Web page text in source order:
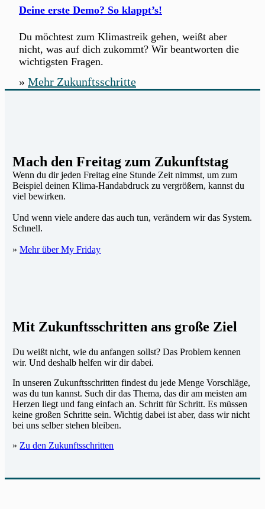
Deine erste Demo? So klappt’s!
Du möchtest zum Klimastreik gehen, weißt aber
nicht, was auf dich zukommt? Wir beantworten die
wichtigsten Fragen.
» Mehr Zukunftsschritte
Mach den Freitag zum Zukunftstag
Wenn du dir jeden Freitag eine Stunde Zeit nimmst, um zum
Beispiel deinen Klima-Handabdruck zu vergrößern, kannst du
viel bewirken.
Und wenn viele andere das auch tun, verändern wir das System.
Schnell.
»Mehr über My Friday
Mit Zukunftsschritten ans große Ziel
Du weißt nicht, wie du anfangen sollst? Das Problem kennen
wir. Und deshalb helfen wir dir dabei.
In unseren Zukunftsschritten findest du jede Menge Vorschläge,
was du tun kannst. Such dir das Thema, das dir am meisten am
Herzen liegt und fang einfach an. Schritt für Schritt. Es müssen
keine großen Schritte sein. Wichtig dabei ist aber, dass wir nicht
bei uns selber stehen bleiben.
» Zu den Zukunftsschritten